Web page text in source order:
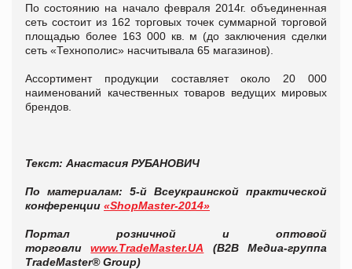
По состоянию на начало февраля 2014г. объединенная
сеть состоит из 162 торговых точек суммарной торговой
площадью более 163 000 кв. м (до заключения сделки
сеть «Технополис» насчитывала 65 магазинов).
Ассортимент продукции составляет около 20 000
наименований качественных товаров ведущих мировых
брендов.
Текст: Анастасия РУБАНОВИЧ
По материалам:
5-й Всеукраинской практической
конференции «ShopMaster-2014»
Портал розничной и оптовой
торговли
www.TradeMaster.UA
(В2В Медиа-группа
TradeMaster® Group)